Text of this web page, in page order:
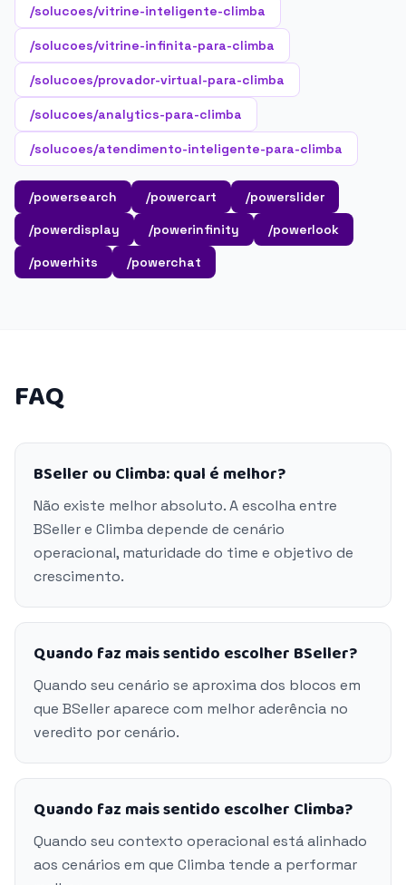
/solucoes/vitrine-inteligente-climba
/solucoes/vitrine-infinita-para-climba
/solucoes/provador-virtual-para-climba
/solucoes/analytics-para-climba
/solucoes/atendimento-inteligente-para-climba
/powersearch /powercart
/powerslider
/powerdisplay
/powerinfinity
/powerlook
/powerhits
/powerchat
FAQ
BSeller ou Climba: qual é melhor?
Não existe melhor absoluto. A escolha entre
BSeller e Climba depende de cenário
operacional, maturidade do time e objetivo de
crescimento.
Quando faz mais sentido escolher BSeller?
Quando seu cenário se aproxima dos blocos em
que BSeller aparece com melhor aderência no
veredito por cenário.
Quando faz mais sentido escolher Climba?
Quando seu contexto operacional está alinhado
aos cenários em que Climba tende a performar